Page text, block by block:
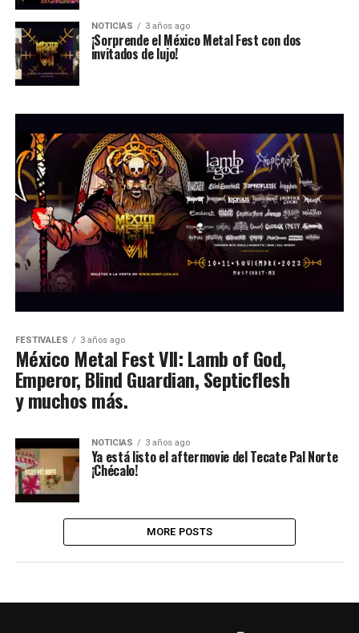
NOTICIAS 3 años ago
¡Sorprende el México Metal Fest con dos
invitados de lujo!
FESTIVALES 3 años ago
México Metal Fest VII: Lamb of God,
Emperor, Blind Guardian, Septicflesh
y muchos más.
NOTICIAS 3 años ago
Ya está listo el aftermovie del Tecate Pal Norte
¡Chécalo!
MORE POSTS